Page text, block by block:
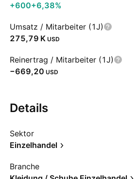
+600+6,38%
Umsatz / Mitarbeiter (1J)
‪275,79 K‬ USD
Reinertrag / Mitarbeiter (1J)
−669,20 USD
Details
Sektor
Einzelhandel
Branche